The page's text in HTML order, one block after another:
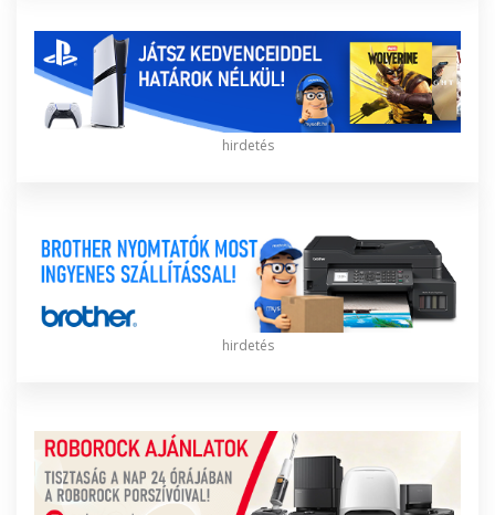
hirdetés
hirdetés